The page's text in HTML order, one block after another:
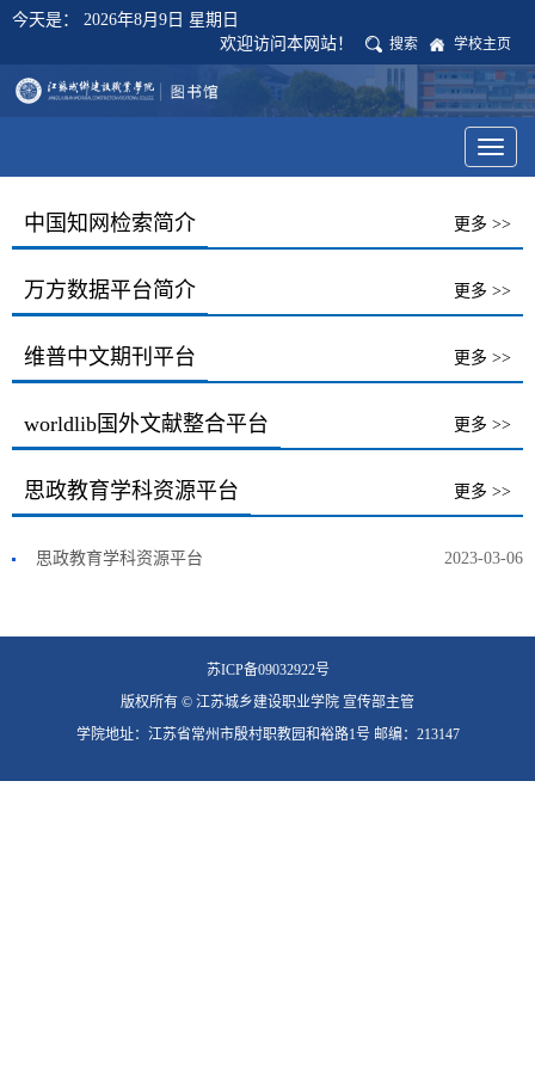
今天是： 2026年8月9日 星期日
欢迎访问本网站！
搜索 学校主页
Toggle
中国知网检索简介 更多 >>
万方数据平台简介 更多 >>
维普中文期刊平台 更多 >>
worldlib国外文献整合平台 更多 >>
思政教育学科资源平台 更多 >>
思政教育学科资源平台 2023-03-06
苏ICP备09032922号
版权所有 © 江苏城乡建设职业学院 宣传部主管
学院地址：江苏省常州市殷村职教园和裕路1号 邮编：213147